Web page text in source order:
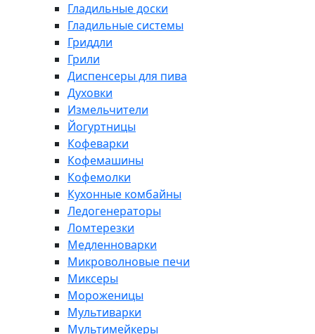
Гладильные доски
Гладильные системы
Гриддли
Грили
Диспенсеры для пива
Духовки
Измельчители
Йогуртницы
Кофеварки
Кофемашины
Кофемолки
Кухонные комбайны
Ледогенераторы
Ломтерезки
Медленноварки
Микроволновые печи
Миксеры
Мороженицы
Мультиварки
Мультимейкеры